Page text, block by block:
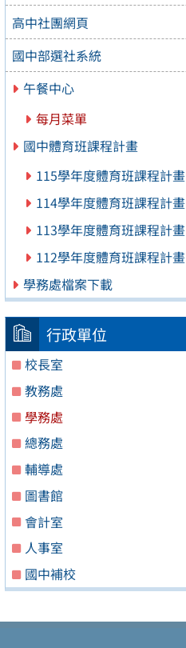
高中社團網頁
國中部選社系統
午餐中心
每月菜單
國中體育班課程計畫
115學年度體育班課程計畫
114學年度體育班課程計畫
113學年度體育班課程計畫
112學年度體育班課程計畫
學務處檔案下載
行政單位
校長室
教務處
學務處
總務處
輔導處
圖書館
會計室
人事室
國中補校